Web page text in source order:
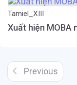
Tamiel_XIII
Xuất hiện MOBA
Previous